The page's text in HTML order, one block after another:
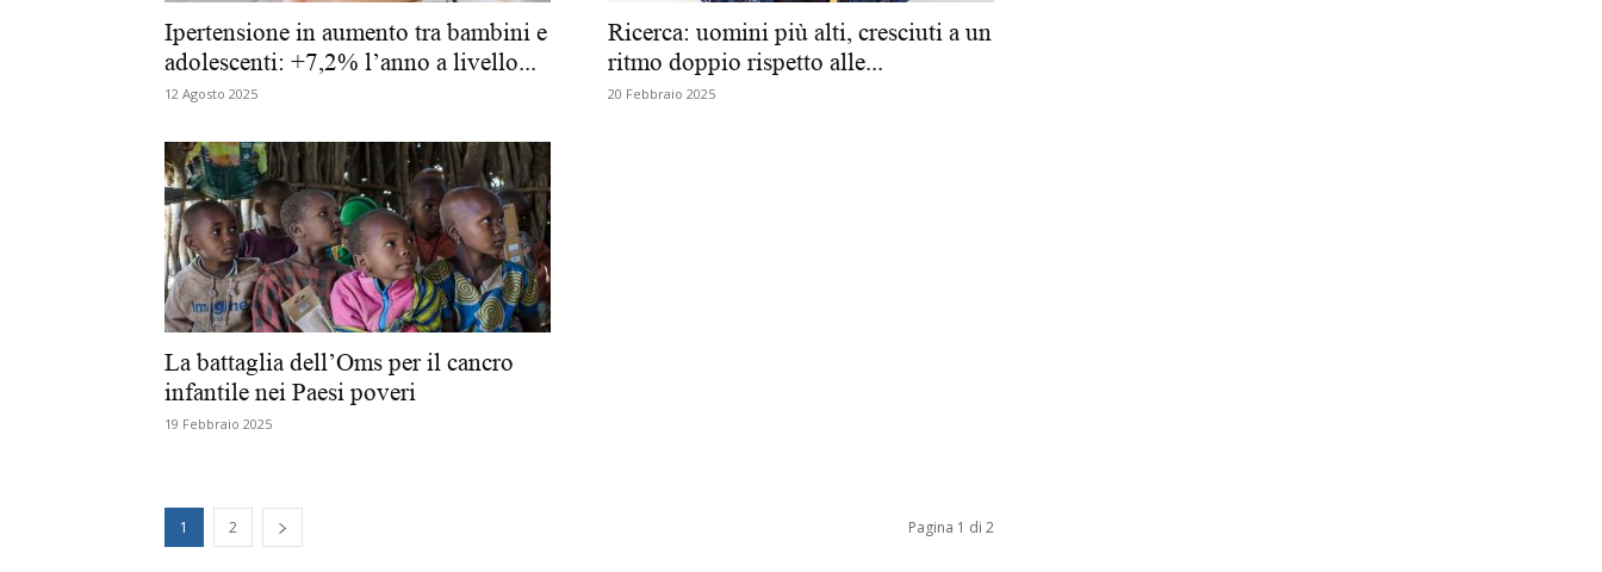
Biologi
Ipertensione in aumento tra bambini e
adolescenti: +7,2% l’anno a livello...
12 Agosto 2025
Ricerca: uomini più alti, cresciuti a un
ritmo doppio rispetto alle...
20 Febbraio 2025
La battaglia dell’Oms per il cancro
infantile nei Paesi poveri
19 Febbraio 2025
1 2 Pagina 1 di 2